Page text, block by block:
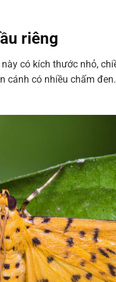
riêng
có kích thước nhỏ,
cánh có nhiều chấm